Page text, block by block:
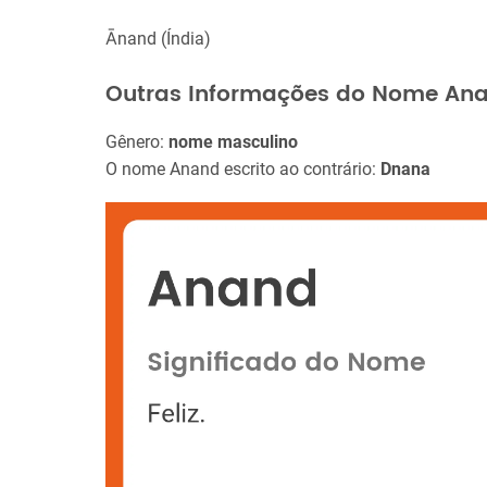
Ānand (Índia)
Outras Informações do Nome
Gênero: nome masculino
O nome Anand escrito ao contrário: Dnana